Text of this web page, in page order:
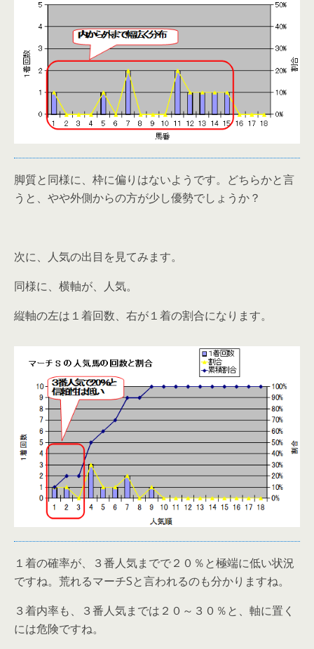
脚質と同様に、枠に偏りはないようです。どちらかと言
うと、やや外側からの方が少し優勢でしょうか？
次に、人気の出目を見てみます。
同様に、横軸が、人気。
縦軸の左は１着回数、右が１着の割合になります。
１着の確率が、３番人気までで２０％と極端に低い状況
ですね。荒れるマーチSと言われるのも分かりますね。
３着内率も、３番人気までは２０～３０％と、軸に置く
には危険ですね。